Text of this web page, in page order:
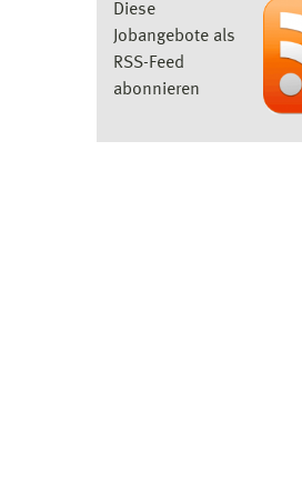
Diese
Jobangebote als
RSS-Feed
abonnieren